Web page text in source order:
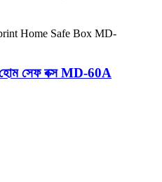
হোম সেফ বক্স MD-60A